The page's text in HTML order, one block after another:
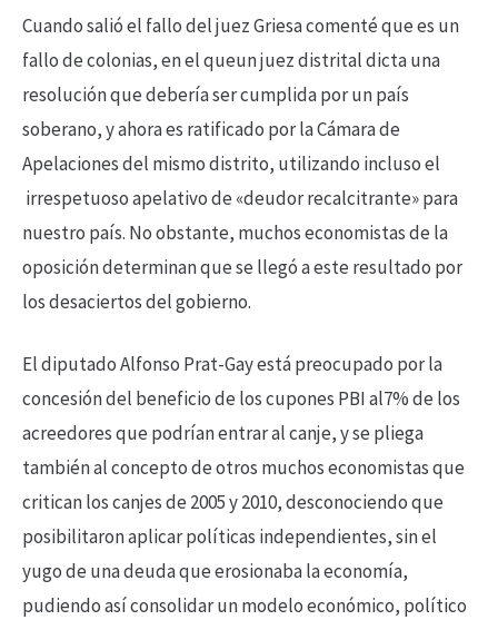
Cuando salió el fallo del juez Griesa comenté que es un
fallo de colonias, en el queun juez distrital dicta una
resolución que debería ser cumplida por un país
soberano, y ahora es ratificado por la Cámara de
Apelaciones del mismo distrito, utilizando incluso el
irrespetuoso apelativo de «deudor recalcitrante» para
nuestro país. No obstante, muchos economistas de la
oposición determinan que se llegó a este resultado por
los desaciertos del gobierno.
El diputado Alfonso Prat-Gay está preocupado por la
concesión del beneficio de los cupones PBI al7% de los
acreedores que podrían entrar al canje, y se pliega
también al concepto de otros muchos economistas que
critican los canjes de 2005 y 2010, desconociendo que
posibilitaron aplicar políticas independientes, sin el
yugo de una deuda que erosionaba la economía,
pudiendo así consolidar un modelo económico, político